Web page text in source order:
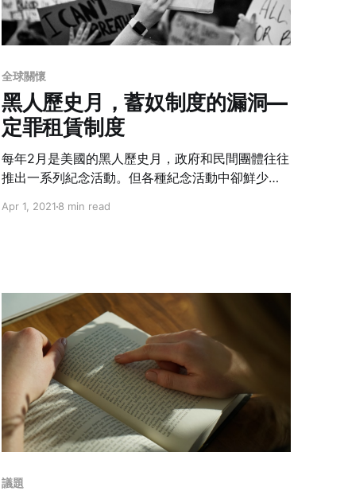
全球關懷
黑人歷史月，蓄奴制度的漏洞—
定罪租賃制度
每年2月是美國的黑人歷史月，政府和民間團體往往
推出一系列紀念活動。但各種紀念活動中卻鮮少提
為美國新奴隸制度，又或者是奴隸制度的殘餘的制
Apr 1, 20218 min read
議題